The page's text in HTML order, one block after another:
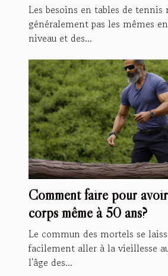
Les besoins en tables de tennis
généralement pas les mêmes
niveau et des...
Comment faire pour
corps même à 50 ans?
Le commun des mortels se
facilement aller à la vieillesse
l'âge des...